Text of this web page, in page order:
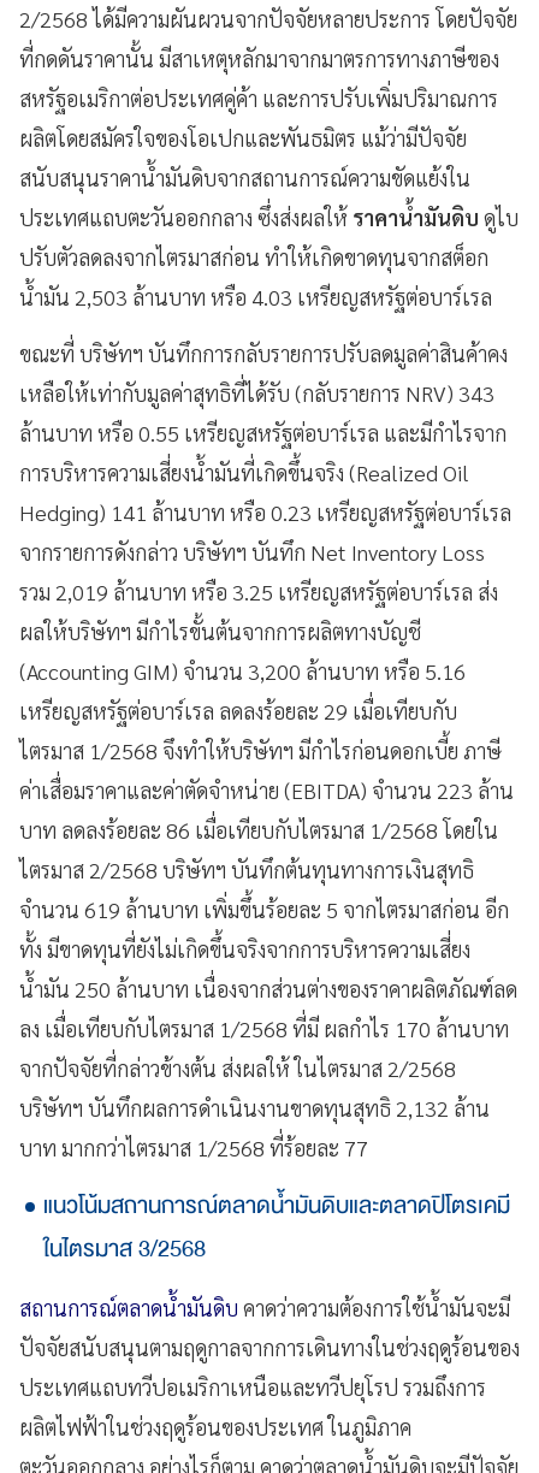
2/2568 ได้มีความผันผวนจากปัจจัยหลายประการ โดยปัจจัย
ที่กดดันราคานั้น มีสาเหตุหลักมาจากมาตรการทางภาษีของ
สหรัฐอเมริกาต่อประเทศคู่ค้า และการปรับเพิ่มปริมาณการ
ผลิตโดยสมัครใจของโอเปกและพันธมิตร แม้ว่ามีปัจจัย
สนับสนุนราคาน้ำมันดิบจากสถานการณ์ความขัดแย้งใน
ประเทศแถบตะวันออกกลาง ซึ่งส่งผลให้ ราคาน้ำมันดิบ ดูไบ
ปรับตัวลดลงจากไตรมาสก่อน ทำให้เกิดขาดทุนจากสต็อก
น้ำมัน 2,503 ล้านบาท หรือ 4.03 เหรียญสหรัฐต่อบาร์เรล
ขณะที่ บริษัทฯ บันทึกการกลับรายการปรับลดมูลค่าสินค้าคง
เหลือให้เท่ากับมูลค่าสุทธิที่ได้รับ (กลับรายการ NRV) 343
ล้านบาท หรือ 0.55 เหรียญสหรัฐต่อบาร์เรล และมีกำไรจาก
การบริหารความเสี่ยงน้ำมันที่เกิดขึ้นจริง (Realized Oil
Hedging) 141 ล้านบาท หรือ 0.23 เหรียญสหรัฐต่อบาร์เรล
จากรายการดังกล่าว บริษัทฯ บันทึก Net Inventory Loss
รวม 2,019 ล้านบาท หรือ 3.25 เหรียญสหรัฐต่อบาร์เรล ส่ง
ผลให้บริษัทฯ มีกำไรขั้นต้นจากการผลิตทางบัญชี
(Accounting GIM) จำนวน 3,200 ล้านบาท หรือ 5.16
เหรียญสหรัฐต่อบาร์เรล ลดลงร้อยละ 29 เมื่อเทียบกับ
ไตรมาส 1/2568 จึงทำให้บริษัทฯ มีกำไรก่อนดอกเบี้ย ภาษี
ค่าเสื่อมราคาและค่าตัดจำหน่าย (EBITDA) จำนวน 223 ล้าน
บาท ลดลงร้อยละ 86 เมื่อเทียบกับไตรมาส 1/2568 โดยใน
ไตรมาส 2/2568 บริษัทฯ บันทึกต้นทุนทางการเงินสุทธิ
จำนวน 619 ล้านบาท เพิ่มขึ้นร้อยละ 5 จากไตรมาสก่อน อีก
ทั้ง มีขาดทุนที่ยังไม่เกิดขึ้นจริงจากการบริหารความเสี่ยง
น้ำมัน 250 ล้านบาท เนื่องจากส่วนต่างของราคาผลิตภัณฑ์ลด
ลง เมื่อเทียบกับไตรมาส 1/2568 ที่มี ผลกำไร 170 ล้านบาท
จากปัจจัยที่กล่าวข้างต้น ส่งผลให้ ในไตรมาส 2/2568
บริษัทฯ บันทึกผลการดำเนินงานขาดทุนสุทธิ 2,132 ล้าน
บาท มากกว่าไตรมาส 1/2568 ที่ร้อยละ 77
แนวโน้มสถานการณ์ตลาดน้ำมันดิบและตลาดปิโตรเคมี
ในไตรมาส 3/2568
สถานการณ์ตลาดน้ำมันดิบ คาดว่าความต้องการใช้น้ำมันจะมี
ปัจจัยสนับสนุนตามฤดูกาลจากการเดินทางในช่วงฤดูร้อนของ
ประเทศแถบทวีปอเมริกาเหนือและทวีปยุโรป รวมถึงการ
ผลิตไฟฟ้าในช่วงฤดูร้อนของประเทศ ในภูมิภาค
ตะวันออกกลาง อย่างไรก็ตาม คาดว่าตลาดน้ำมันดิบจะมีปัจจัย